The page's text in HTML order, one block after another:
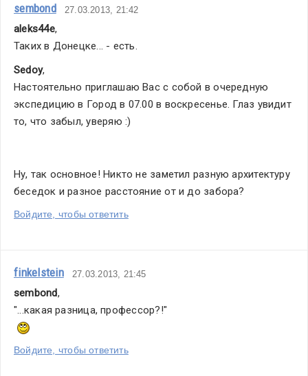
sembond 27.03.2013, 21:42
aleks44e,
Таких в Донецке... - есть.
Sedoy,
Настоятельно приглашаю Вас с собой в очередную
экспедицию в Город в 07.00 в воскресенье. Глаз увидит
то, что забыл, уверяю :)
Ну, так основное! Никто не заметил разную архитектуру
беседок и разное расстояние от и до забора?
Войдите, чтобы ответить
finkelstein 27.03.2013, 21:45
sembond,
"...какая разница, профессор?!"
Войдите, чтобы ответить